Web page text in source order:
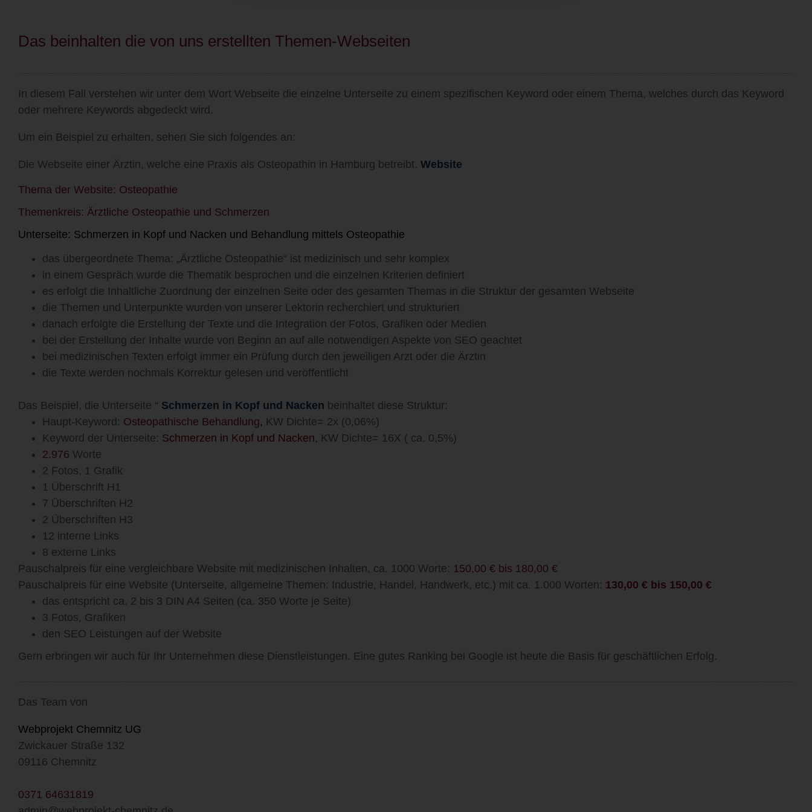
Das beinhalten die von uns erstellten Themen-Webseiten
In diesem Fall verstehen wir unter dem Wort Webseite die einzelne Unterseite zu einem spezifischen Keyword oder einem Thema, welches durch das Keyword
oder mehrere Keywords abgedeckt wird.
Um ein Beispiel zu erhalten, sehen Sie sich folgendes an:
Die Webseite einer Ärztin, welche eine Praxis als Osteopathin in Hamburg betreibt. Website
Thema der Website: Osteopathie
Themenkreis: Ärztliche Osteopathie und Schmerzen
Unterseite: Schmerzen in Kopf und Nacken und Behandlung mittels Osteopathie
das übergeordnete Thema: „Ärztliche Osteopathie“ ist medizinisch und sehr komplex
in einem Gespräch wurde die Thematik besprochen und die einzelnen Kriterien definiert
es erfolgt die Inhaltliche Zuordnung der einzelnen Seite oder des gesamten Themas in die Struktur der gesamten Webseite
die Themen und Unterpunkte wurden von unserer Lektorin recherchiert und strukturiert
danach erfolgte die Erstellung der Texte und die Integration der Fotos, Grafiken oder Medien
bei der Erstellung der Inhalte wurde von Beginn an auf alle notwendigen Aspekte von SEO geachtet
bei medizinischen Texten erfolgt immer ein Prüfung durch den jeweiligen Arzt oder die Ärztin
die Texte werden nochmals Korrektur gelesen und veröffentlicht
Das Beispiel, die Unterseite “ Schmerzen in Kopf und Nacken beinhaltet diese Struktur:
Haupt-Keyword: Osteopathische Behandlung, KW Dichte= 2x (0,06%)
Keyword der Unterseite: Schmerzen in Kopf und Nacken, KW Dichte= 16X ( ca. 0,5%)
2.976 Worte
2 Fotos, 1 Grafik
1 Überschrift H1
7 Überschriften H2
2 Überschriften H3
12 interne Links
8 externe Links
Pauschalpreis für eine vergleichbare Website mit medizinischen Inhalten, ca. 1000 Worte: 150,00 € bis 180,00 €
Pauschalpreis für eine Website (Unterseite, allgemeine Themen: Industrie, Handel, Handwerk, etc.) mit ca. 1.000 Worten: 130,00 € bis 150,00 €
das entspricht ca. 2 bis 3 DIN A4 Seiten (ca. 350 Worte je Seite)
3 Fotos, Grafiken
den SEO Leistungen auf der Website
Gern erbringen wir auch für Ihr Unternehmen diese Dienstleistungen. Eine gutes Ranking bei Google ist heute die Basis für geschäftlichen Erfolg.
Das Team von
Webprojekt Chemnitz UG
Zwickauer Straße 132
09116 Chemnitz
0371 64631819